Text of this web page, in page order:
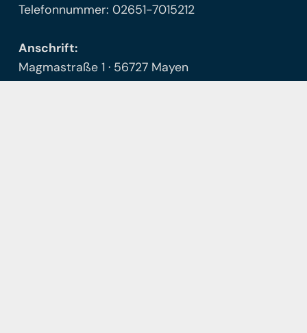
Telefonnummer: 02651-7015212
Anschrift:
Magmastraße 1 · 56727 Mayen